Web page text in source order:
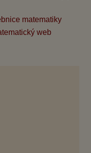
matematiky
web